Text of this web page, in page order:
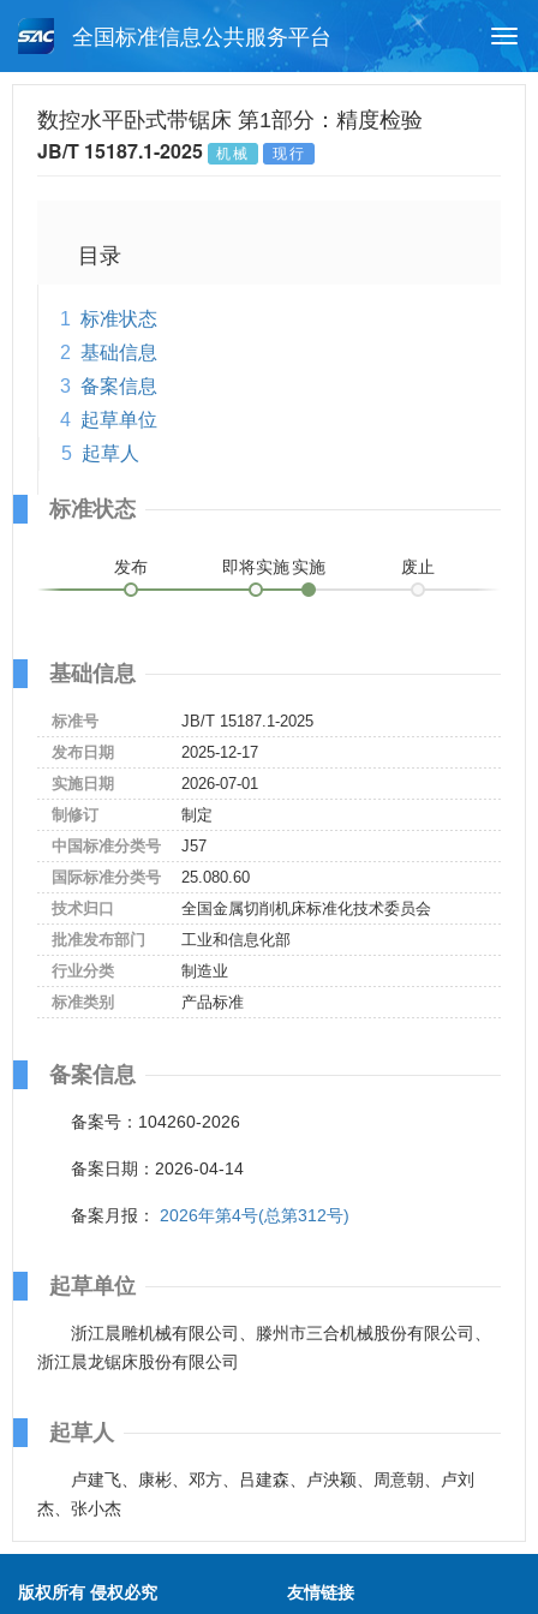
全国标准信息公共服务平台
月报查询 标准公告查询
数控水平卧式带锯床 第1部分：精度检验
JB/T 15187.1-2025 机械 现行
目录
1 标准状态
2 基础信息
3 备案信息
4 起草单位
5 起草人
标准状态
发布 即将实施实施 废止
基础信息
标准号
JB/T 15187.1-2025
发布日期
2025-12-17
实施日期
2026-07-01
制修订
制定
中国标准分类号
J57
国际标准分类号
25.080.60
技术归口
全国金属切削机床标准化技术委员会
批准发布部门
工业和信息化部
行业分类
制造业
标准类别
产品标准
备案信息
备案号：104260-2026
备案日期：2026-04-14
备案月报： 2026年第4号(总第312号)
起草单位
浙江晨雕机械有限公司、滕州市三合机械股份有限公司、
浙江晨龙锯床股份有限公司
起草人
卢建飞、康彬、邓方、吕建森、卢泱颖、周意朝、卢刘
杰、张小杰
版权所有 侵权必究 友情链接